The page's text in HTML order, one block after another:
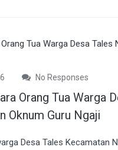
No Responses
Orang Tua Warga
Oknum Guru Ngaji
Desa Tales Kecamatan